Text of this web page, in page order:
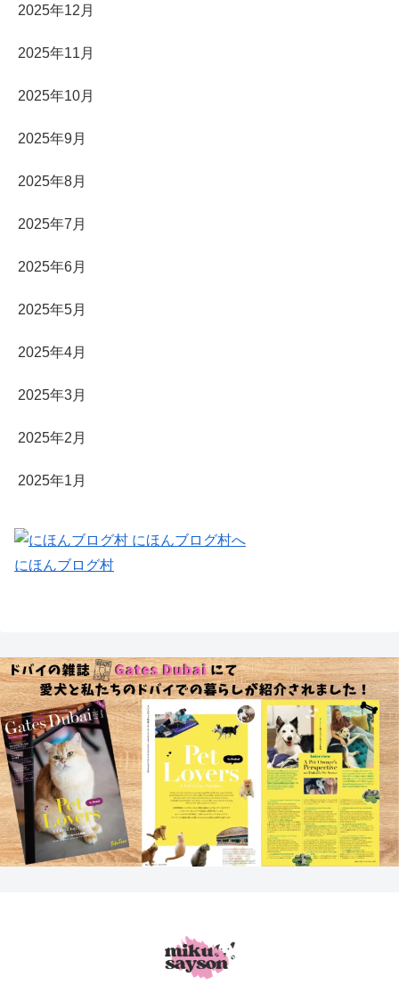
2025年12月
2025年11月
2025年10月
2025年9月
2025年8月
2025年7月
2025年6月
2025年5月
2025年4月
2025年3月
2025年2月
2025年1月
にほんブログ村